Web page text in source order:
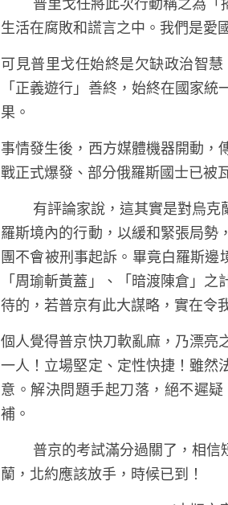
生活在腐敗和謊言之中。我們是愛
可見普里戈任始終是欠缺政治智
「正義遊行」善終，始終在國家
果。
事情發生後，西方媒體機器開動，
戰正式爆發、部分俄羅斯國士已
羅斯境內的行動，以緩和緊張局勢
團不會被刑事起訴。畢竟白羅斯
「周瑜斬黃蓋」、「暗渡陳倉」
待的，若普京有此大謀略，實在令
個人覺得普京快刀軟亂麻，乃漂亮
一人！立場堅定、定性快捷！雖然
意。解決問題手起刀落，絕不遲
補。
蘭，北約應該放手，時候已到！